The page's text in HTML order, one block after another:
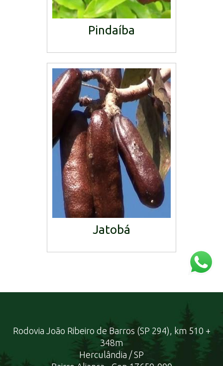
Pindaíba
Jatobá
Rodovia João Ribeiro de Barros (SP 294), km 510 +
348m
Herculândia / SP